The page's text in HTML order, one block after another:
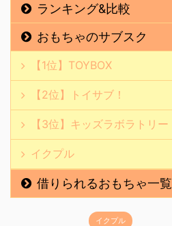
ランキング&比較
おもちゃのサブスク
【1位】TOYBOX
【2位】トイサブ！
【3位】キッズラボラトリー
イクプル
借りられるおもちゃ一覧
イクプル